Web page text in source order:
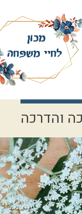
והדרכה